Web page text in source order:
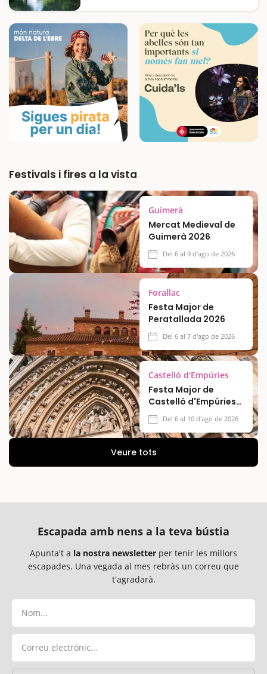
coneixerem el seu passat i quins van ser els
seus usos mentre fem una excursió…
Festivals i fires a la vista
Guimerà
Mercat Medieval de
Guimerà 2026
Del 6 al 9 d'ago de 2026
Forallac
Festa Major de
Peratallada 2026
Del 6 al 7 d'ago de 2026
Castelló d'Empúries
Festa Major de
Castelló d'Empúries
2026Del 6 al 10 d'ago de 2026
Veure tots
Escapada amb nens a la teva bústia
Apunta't a la nostra newsletter per tenir les millors
escapades. Una vegada al mes rebràs un correu que
t'agradarà.